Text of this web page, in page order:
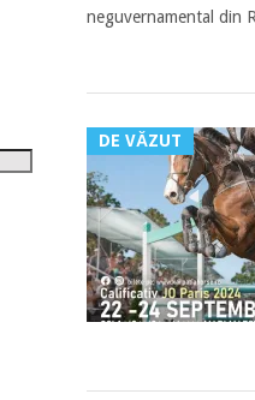
neguvernamental din
DE VĂZUT